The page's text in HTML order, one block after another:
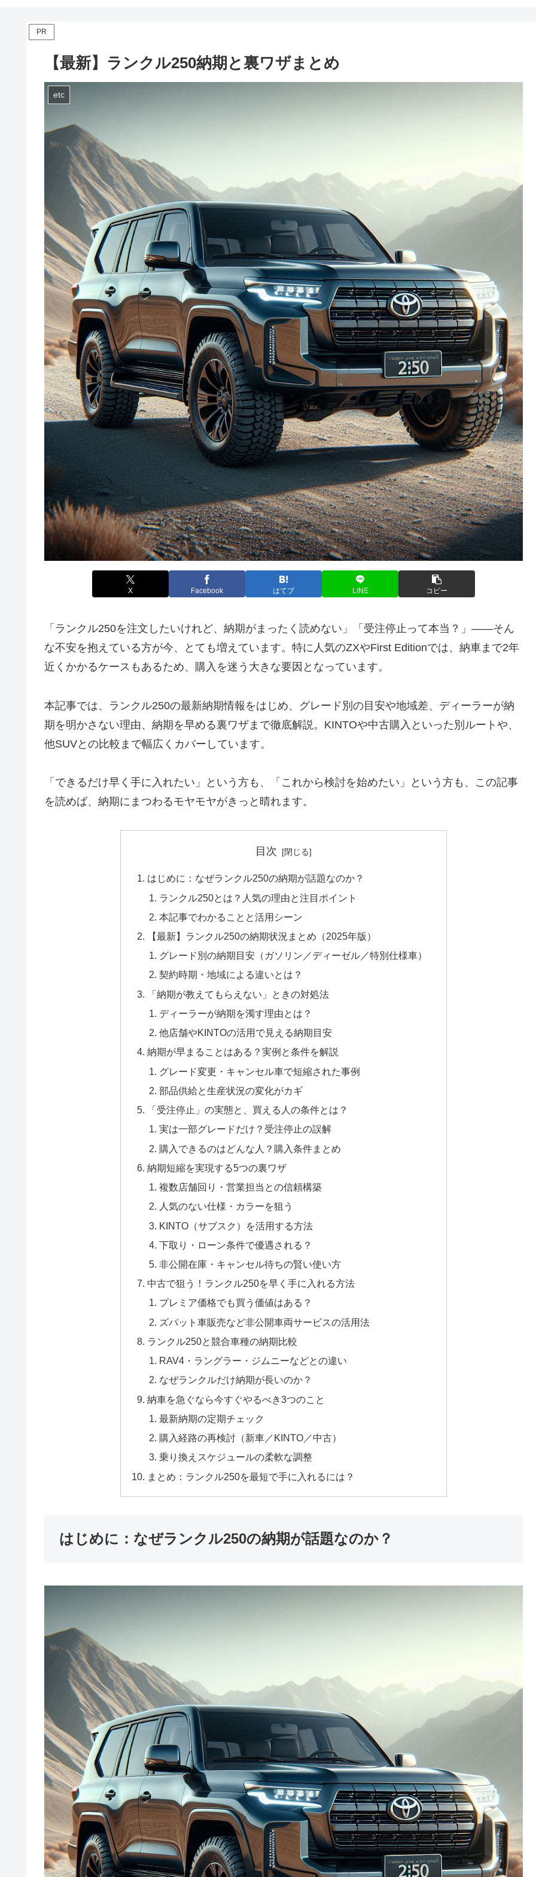
PR
【最新】ランクル250納期と裏ワザまとめ
etc
X Facebook はてブ LINE コピー
「ランクル250を注文したいけれど、納期がまったく読めない」「受注停止って本当？」――そん
な不安を抱えている方が今、とても増えています。特に人気のZXやFirst Editionでは、納車まで2年
近くかかるケースもあるため、購入を迷う大きな要因となっています。
本記事では、ランクル250の最新納期情報をはじめ、グレード別の目安や地域差、ディーラーが納
期を明かさない理由、納期を早める裏ワザまで徹底解説。KINTOや中古購入といった別ルートや、
他SUVとの比較まで幅広くカバーしています。
「できるだけ早く手に入れたい」という方も、「これから検討を始めたい」という方も、この記事
を読めば、納期にまつわるモヤモヤがきっと晴れます。
目次
はじめに：なぜランクル250の納期が話題なのか？
ランクル250とは？人気の理由と注目ポイント
本記事でわかることと活用シーン
【最新】ランクル250の納期状況まとめ（2025年版）
グレード別の納期目安（ガソリン／ディーゼル／特別仕様車）
契約時期・地域による違いとは？
「納期が教えてもらえない」ときの対処法
ディーラーが納期を濁す理由とは？
他店舗やKINTOの活用で見える納期目安
納期が早まることはある？実例と条件を解説
グレード変更・キャンセル車で短縮された事例
部品供給と生産状況の変化がカギ
「受注停止」の実態と、買える人の条件とは？
実は一部グレードだけ？受注停止の誤解
購入できるのはどんな人？購入条件まとめ
納期短縮を実現する5つの裏ワザ
複数店舗回り・営業担当との信頼構築
人気のない仕様・カラーを狙う
KINTO（サブスク）を活用する方法
下取り・ローン条件で優遇される？
非公開在庫・キャンセル待ちの賢い使い方
中古で狙う！ランクル250を早く手に入れる方法
プレミア価格でも買う価値はある？
ズバット車販売など非公開車両サービスの活用法
ランクル250と競合車種の納期比較
RAV4・ラングラー・ジムニーなどとの違い
なぜランクルだけ納期が長いのか？
納車を急ぐなら今すぐやるべき3つのこと
最新納期の定期チェック
購入経路の再検討（新車／KINTO／中古）
乗り換えスケジュールの柔軟な調整
まとめ：ランクル250を最短で手に入れるには？
はじめに：なぜランクル250の納期が話題なのか？